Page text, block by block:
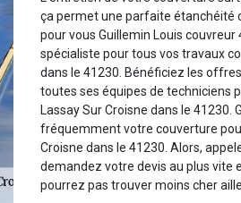
ça permet une parfaite étanchéité
pour vous Guillemin Louis
spécialiste pour tous vos travaux
dans le 41230. Bénéficiez les
toutes ses équipes de techniciens
Lassay Sur Croisne dans le 41230.
fréquemment votre couverture
Croisne dans le 41230. Alors,
demandez votre devis au plus vite
pourrez pas trouver moins cher